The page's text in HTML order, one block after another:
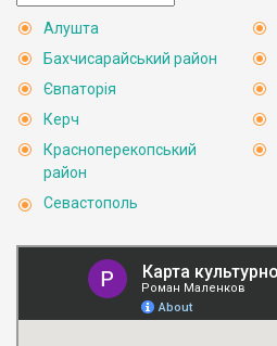
Алушта
Бахчисарайський район
Євпаторія
Керч
Красноперекопський
район
Севастополь